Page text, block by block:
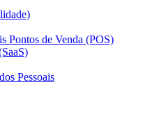
Pontos de Venda (POS)
Pessoais